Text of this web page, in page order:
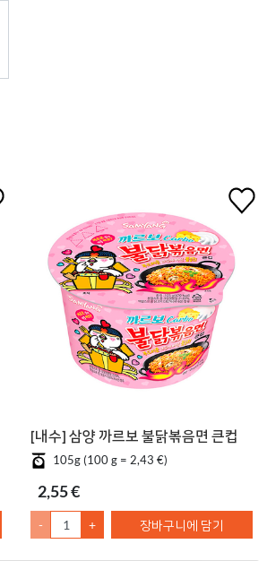
[내수] 삼양 까르보 불닭볶음면 큰컵
105g (100 g = 2,43 €)
2,55 €
- + 장바구니에 담기